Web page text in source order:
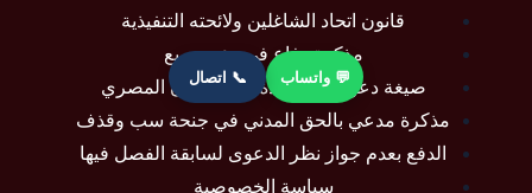
قانون اتحاد الشاغلين ولائحته التنفيذية
مذكرة دفاع في دعوى ريع
صيغة دعوى نفقة عدة في القانون المصري
مذكرة مدعي بالحق المدني في جنحة سب وقذف
الدفع بعدم جواز نظر الدعوى لسابقة الفصل فيها
سياسة الخصوصية
💬 واتساب 📞 اتصال